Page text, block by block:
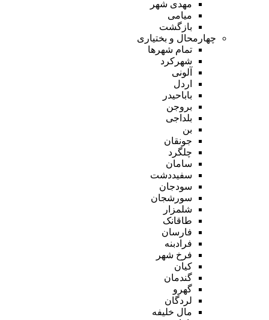
مهدی شهر
میامی
بازگشت
چهارمحال و بختیاری
تمام شهر‌ها
شهرکرد
آلونی
اردل
باباحیدر
بروجن
بلداجی
بن
جونقان
چلگرد
سامان
سفیددشت
سودجان
سورشجان
شلمزار
طاقانک
فارسان
فرادبنه
فرخ شهر
کیان
گندمان
گهرو
لردگان
مال خلیفه